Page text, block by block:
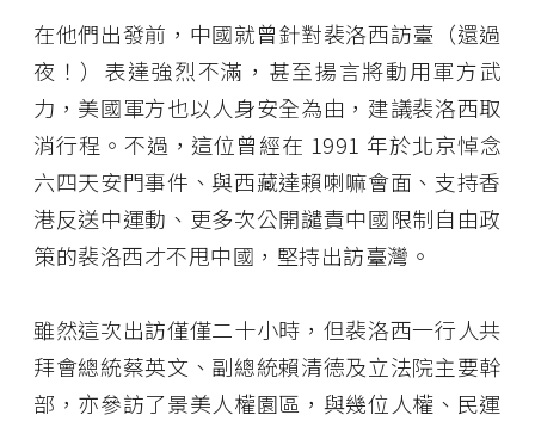
在他們出發前，中國就曾針對裴洛西訪臺（還過
夜！）表達強烈不滿，甚至揚言將動用軍方武
力，美國軍方也以人身安全為由，建議裴洛西取
消行程。不過，這位曾經在 1991 年於北京悼念
六四天安門事件、與西藏達賴喇嘛會面、支持香
港反送中運動、更多次公開譴責中國限制自由政
策的裴洛西才不甩中國，堅持出訪臺灣。
雖然這次出訪僅僅二十小時，但裴洛西一行人共
拜會總統蔡英文、副總統賴清德及立法院主要幹
部，亦參訪了景美人權園區，與幾位人權、民運